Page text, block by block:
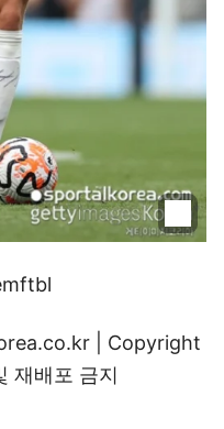
| Copyright
재배포 금지